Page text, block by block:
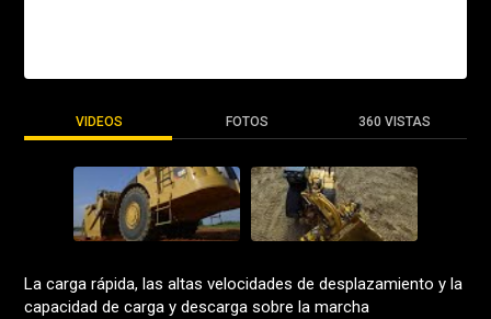
VIDEOS FOTOS 360 VISTAS
La carga rápida, las altas velocidades de desplazamiento y la
capacidad de carga y descarga sobre la marcha